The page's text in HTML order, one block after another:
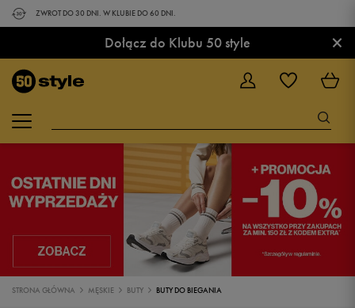
ZWROT DO 30 DNI. W KLUBIE DO 60 DNI.
Dołącz do Klubu 50 style ×
STRONA GŁÓWNA MĘSKIE BUTY BUTY DO BIEGANIA